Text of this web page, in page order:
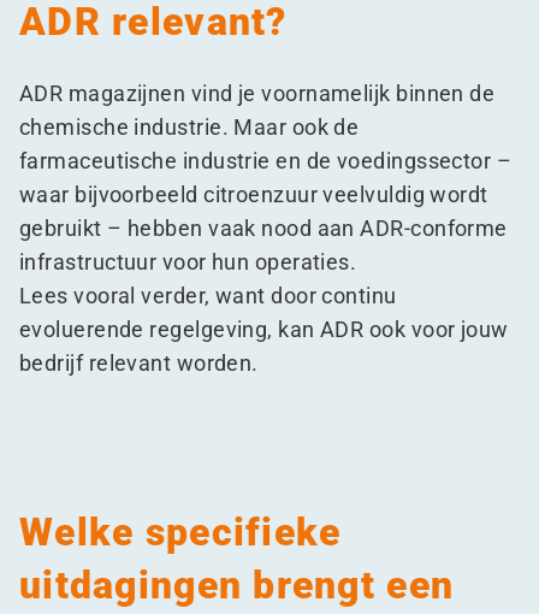
ADR relevant?
ADR magazijnen vind je voornamelijk binnen de
chemische industrie. Maar ook de
farmaceutische industrie en de voedingssector –
waar bijvoorbeeld citroenzuur veelvuldig wordt
gebruikt – hebben vaak nood aan ADR-conforme
infrastructuur voor hun operaties.
Lees vooral verder, want door continu
evoluerende regelgeving, kan ADR ook voor jouw
bedrijf relevant worden.
Welke specifieke
uitdagingen brengt een